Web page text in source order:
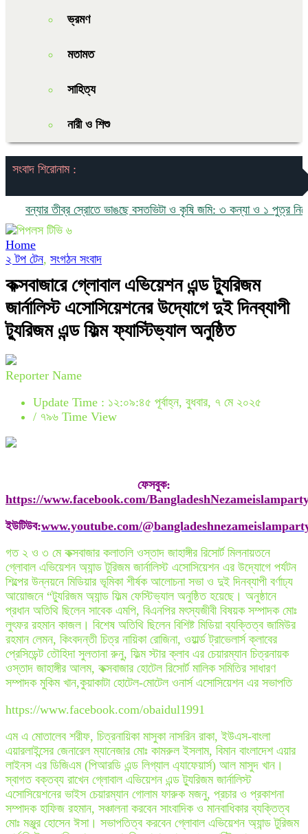
ভ্রমণ
মতামত
সাহিত্য
নারী ও শিশু
সংবাদ শিরোনাম :
বন্যার তীব্র স্রোতে ভাঙছে বসতভিটা ও কৃষি জমি: ৩ কন্যা ও ১ পুত্র নিয়ে
Home
২ টপ টেন, সংগঠন সংবাদ
কক্সবাজারে গ্লোবাল এভিয়েশন এন্ড ট্যুরিজম
জার্নালিস্ট এসোসিয়েশনের উদ্যোগে দুই দিনব্যাপী
ট্যুরিজম এন্ড ফিল্ম ফ্যাস্টিভ্যাল অনুষ্ঠিত
Reporter Name
Update Time : ১২:০৯:৪৫ পূর্বাহ্ন, বুধবার, ৭ মে ২০২৫
/ ৭৯৬ Time View
ফেসবুক:
https://www.facebook.com/
ইউটিউব:www.youtube.com/
গত ২ ও ৩ মে কক্সবাজার কলাতলি ওস্তাদ জাহাঙ্গীর রিসোর্ট মিলনায়তনে
গ্লোবাল এভিয়েশন অ্যান্ড টুরিজম জার্নালিস্ট এসোসিয়েশন এর উদ্যোগে পর্যটন
শিল্পের উন্নয়নে মিডিয়ার ভূমিকা শীর্ষক আলোচনা সভা ও দুই দিনব্যাপী বর্ণাঢ্য
আয়োজনে “ট্যুরিজম অ্যান্ড ফিল্ম ফেস্টিভ্যাল অনুষ্ঠিত হয়েছে। অনুষ্ঠানে
প্রধান অতিথি ছিলেন সাবেক এমপি, বিএনপির মৎস্যজীবী বিষয়ক সম্পাদক মোঃ
লুৎফর রহমান কাজল। বিশেষ অতিথি ছিলেন বিশিষ্ট মিডিয়া ব্যক্তিত্ব জামিউর
রহমান লেমন, কিংবদন্তী চিত্র নায়িকা রোজিনা, ওয়ার্ল্ড ট্রাভেলার্স ক্লাবের
প্রেসিডেন্ট তৌহিদা সুলতানা রুনু, ফিল্ম স্টার ক্লাব এর চেয়ারম্যান চিত্রনায়ক
ওস্তাদ জাহাঙ্গীর আলম, কক্সবাজার হোটেল রিসোর্ট মালিক সমিতির সাধারণ
সম্পাদক মুকিম খান,কুয়াকাটা হোটেল-মোটেল ওনার্স এসোসিয়েশন এর সভাপতি
https://www.facebook.com/obaidul1991
এম এ মোতালেব শরীফ, চিত্রনায়িকা মাসুকা নাসরিন রাকা, ইউএস-বাংলা
এয়ারলাইন্সের জেনারেল ম্যানেজার মোঃ কামরুল ইসলাম, বিমান বাংলাদেশ এয়ার
লাইনস এর ডিজিএম (পিআরডি এন্ড লিগ্যাল এ্যাফেয়ার্স) আল মাসুদ খান।
স্বাগত বক্তব্য রাখেন গ্লোবাল এভিয়েশন এন্ড ট্যুরিজম জার্নালিস্ট
এসোসিয়েশনের ভাইস চেয়ারম্যান গোলাম ফারুক মজনু, প্রচার ও প্রকাশনা
সম্পাদক হাফিজ রহমান, সঞ্চালনা করবেন সাংবাদিক ও মানবাধিকার ব্যক্তিত্ব
মোঃ মঞ্জুর হোসেন ঈসা। সভাপতিত্ব করবেন গ্লোবাল এভিয়েশন অ্যান্ড টুরিজম